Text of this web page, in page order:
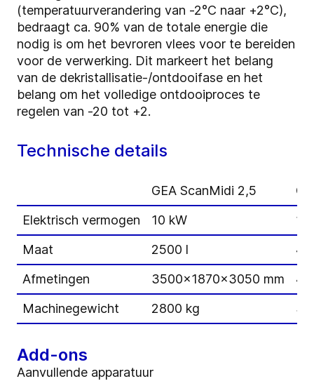
(temperatuurverandering van -2°C naar +2°C),
bedraagt ca. 90% van de totale energie die
nodig is om het bevroren vlees voor te bereiden
voor de verwerking. Dit markeert het belang
van de dekristallisatie-/ontdooifase en het
belang om het volledige ontdooiproces te
regelen van -20 tot +2.
Technische details
GEA ScanMidi 2,5
Elektrisch vermogen
10 kW
13
Maat
2500 l
Afmetingen
3500x1870x3050 mm
Machinegewicht
2800 kg
Add-ons
Aanvullende apparatuur